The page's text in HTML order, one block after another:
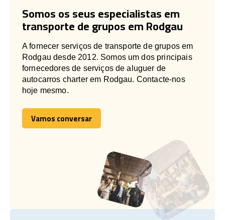
Somos os seus especialistas em
transporte de grupos em Rodgau
A fornecer serviços de transporte de grupos em
Rodgau desde 2012. Somos um dos principais
fornecedores de serviços de aluguer de
autocarros charter em Rodgau. Contacte-nos
hoje mesmo.
Vamos conversar
Vamos conversar